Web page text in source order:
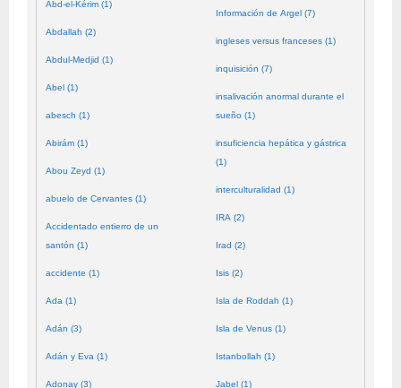
Abd-el-Kérim (1)
Abdallah (2)
Abdul-Medjid (1)
Abel (1)
abesch (1)
Abirám (1)
Abou Zeyd (1)
abuelo de Cervantes (1)
Accidentado entierro de un
santón (1)
accidente (1)
Ada (1)
Adán (3)
Adán y Eva (1)
Adonay (3)
Información de Argel (7)
ingleses versus franceses (1)
inquisición (7)
insalivación anormal durante el
sueño (1)
insuficiencia hepática y gástrica
(1)
interculturalidad (1)
IRA (2)
Irad (2)
Isis (2)
Isla de Roddah (1)
Isla de Venus (1)
Istanbollah (1)
Jabel (1)